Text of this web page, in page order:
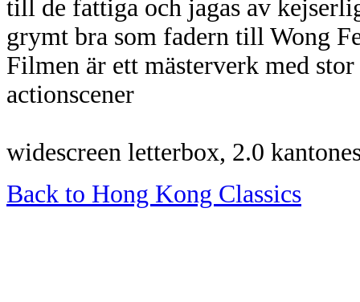
till de fattiga och jagas av
grymt bra som fadern till Wong
Filmen är ett mästerverk med
actionscener
widescreen letterbox, 2.0
Back to Hong Kong Classics